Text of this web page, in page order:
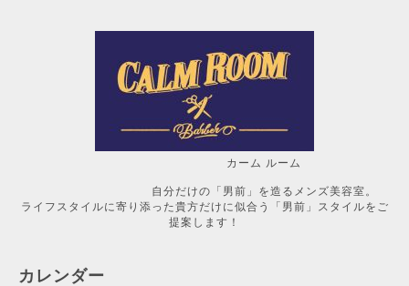
カーム ルーム
自分だけの「男前」を造るメンズ美容室。
ライフスタイルに寄り添った貴方だけに似合う「男前」スタイルをご
提案します！
カレンダー